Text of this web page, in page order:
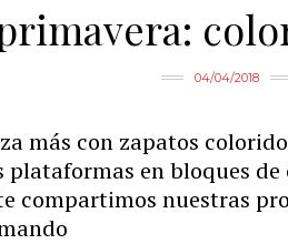
04/04/2018
más con zapatos
plataformas en bloques
compartimos nuestras